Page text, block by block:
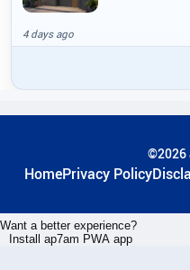
4 days ago
©2026
HomePrivacy Policy
Want a better experience?
Install ap7am PWA app